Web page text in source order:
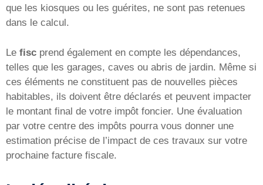
que les kiosques ou les guérites, ne sont pas retenues
dans le calcul.
Le fisc prend également en compte les dépendances,
telles que les garages, caves ou abris de jardin. Même si
ces éléments ne constituent pas de nouvelles pièces
habitables, ils doivent être déclarés et peuvent impacter
le montant final de votre impôt foncier. Une évaluation
par votre centre des impôts pourra vous donner une
estimation précise de l’impact de ces travaux sur votre
prochaine facture fiscale.